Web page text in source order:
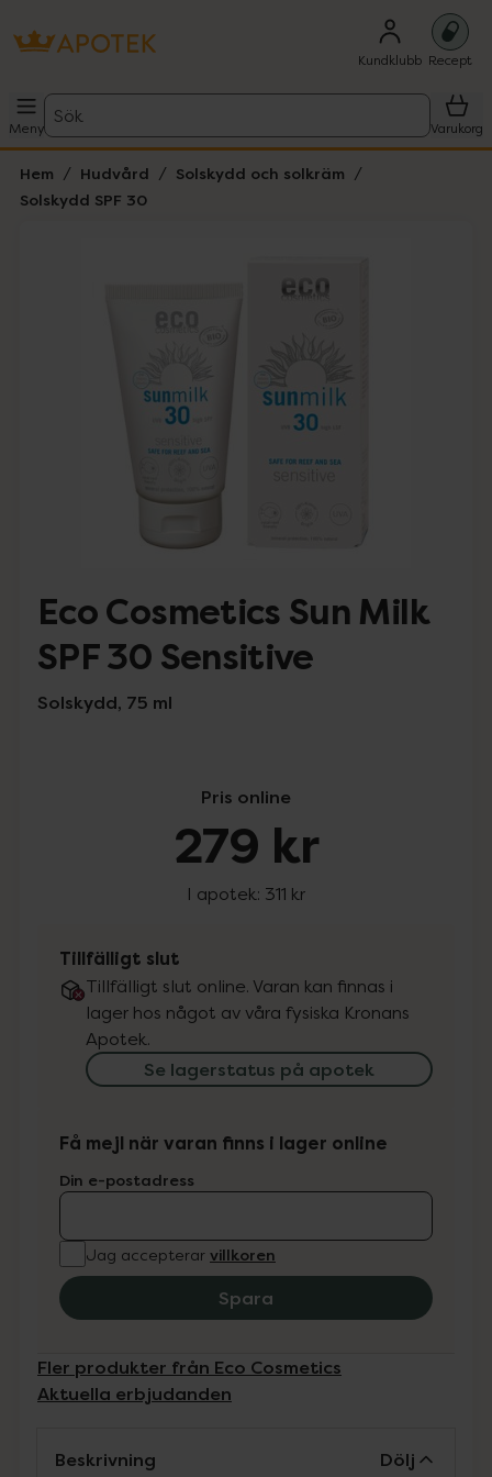
Kundklubb Recept
Meny
Sök
Varukorg
Hem Hudvård
Solskydd och solkräm
Solskydd SPF 30
Eco Cosmetics Sun Milk
SPF 30 Sensitive
Solskydd, 75 ml
Pris online
279 kr
I apotek: 311 kr
Tillfälligt slut
Tillfälligt slut online. Varan kan finnas i
lager hos något av våra fysiska Kronans
Apotek.
Se lagerstatus på apotek
Få mejl när varan finns i lager online
Din e-postadress
Jag accepterar villkoren
Spara
Fler produkter från Eco Cosmetics
Aktuella erbjudanden
Beskrivning Dölj